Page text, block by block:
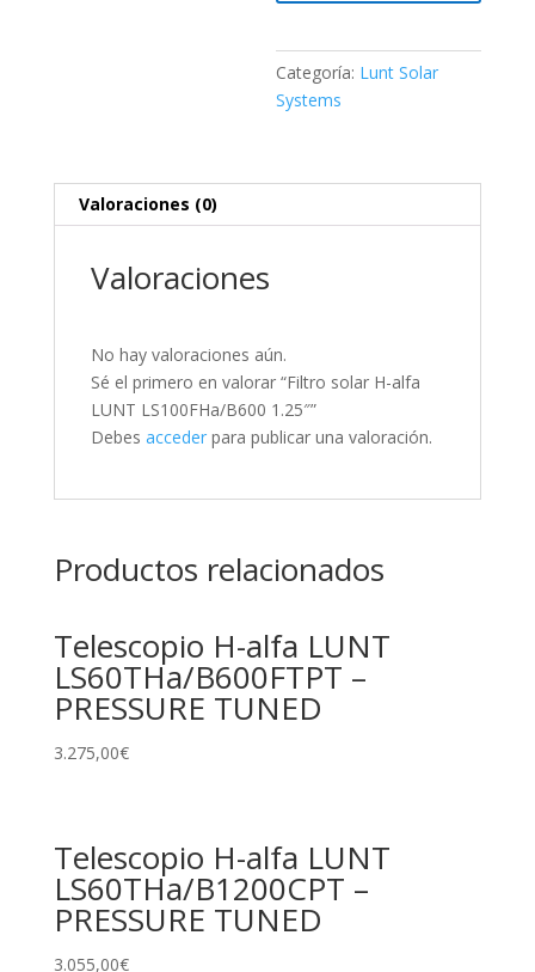
Categoría: Lunt Solar
Systems
Valoraciones (0)
Valoraciones
No hay valoraciones aún.
Sé el primero en valorar “Filtro solar H-alfa
LUNT LS100FHa/B600 1.25″”
Debes accederpara publicar una valoración.
Productos relacionados
Telescopio H-alfa LUNT
LS60THa/B600FTPT –
PRESSURE TUNED
3.275,00€
Telescopio H-alfa LUNT
LS60THa/B1200CPT –
PRESSURE TUNED
3.055,00€